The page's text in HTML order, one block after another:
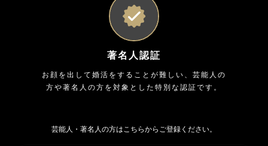
著名人認証
お顔を出して婚活をすることが難しい、芸能人の
方や著名人の方を対象とした特別な認証です。
芸能人・著名人の方はこちらからご登録ください。